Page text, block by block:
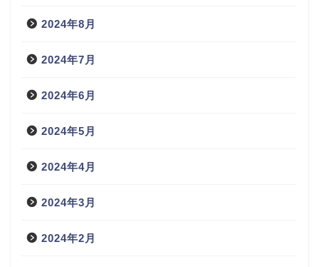
2024年8月
2024年7月
2024年6月
2024年5月
2024年4月
2024年3月
2024年2月